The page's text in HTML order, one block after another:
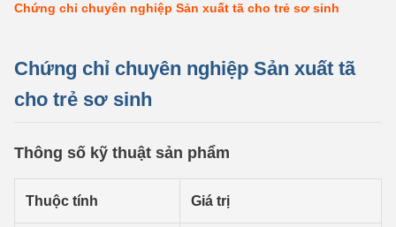
Chứng chỉ chuyên nghiệp Sản xuất tã cho trẻ sơ sinh
Chứng chỉ chuyên nghiệp Sản xuất tã
cho trẻ sơ sinh
Thông số kỹ thuật sản phẩm
Thuộc tính Giá trị